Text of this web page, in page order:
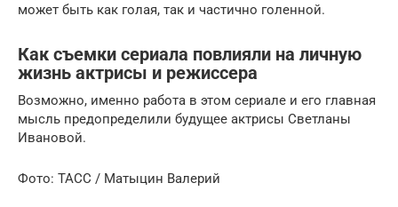
может быть как голая, так и частично голенной.
Как съемки сериала повлияли на личную
жизнь актрисы и режиссера
Возможно, именно работа в этом сериале и его главная
мысль предопределили будущее актрисы Светланы
Ивановой.
Фото: ТАСС / Матыцин Валерий